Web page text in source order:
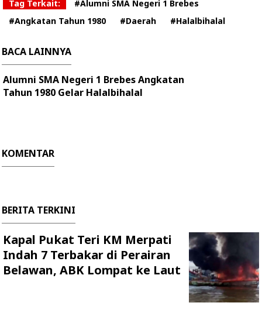
Tag Terkait:
#Alumni SMA Negeri 1 Brebes
#Angkatan Tahun 1980
#Daerah #Halalbihalal
BACA LAINNYA
Alumni SMA Negeri 1 Brebes Angkatan
Tahun 1980 Gelar Halalbihalal
KOMENTAR
BERITA TERKINI
Kapal Pukat Teri KM Merpati
Indah 7 Terbakar di Perairan
Belawan, ABK Lompat ke Laut